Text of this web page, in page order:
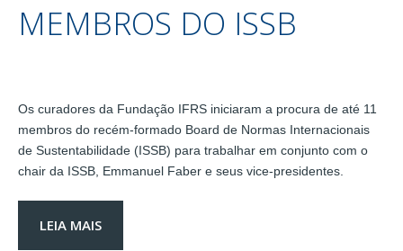
MEMBROS DO ISSB
Os curadores da Fundação IFRS iniciaram a procura de até 11
membros do recém-formado Board de Normas Internacionais
de Sustentabilidade (ISSB) para trabalhar em conjunto com o
chair da ISSB, Emmanuel Faber e seus vice-presidentes.
LEIA MAIS